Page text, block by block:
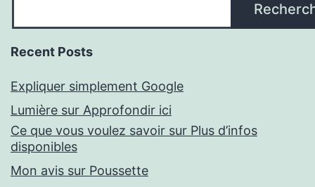
Recent Posts
Expliquer simplement Google
Lumière sur Approfondir ici
Ce que vous voulez savoir sur Plus d’infos
disponibles
Mon avis sur Poussette